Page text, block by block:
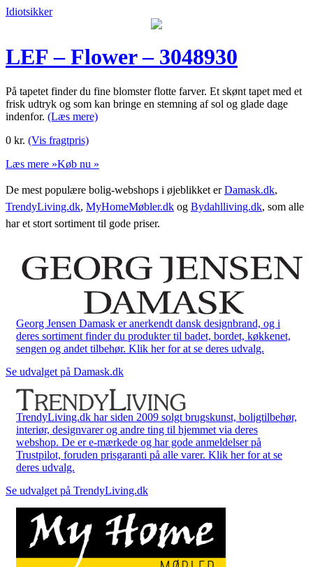
Idiotsikker
LEF – Flower – 3048930
På tapetet finder du fine blomster flotte farver. Et skønt tapet med et
frisk udtryk og som kan bringe en stemning af sol og glade dage
indenfor. (Læs mere)
0 kr. (Vis fragtpris)
Læs mere »Køb nu »
De mest populære bolig-webshops i øjeblikket erDamask.dk,
TrendyLiving.dk, MyHomeMøbler.dk og Bydahlliving.dk, som alle
har et stort sortiment til gode priser.
Georg Jensen Damask er anerkendt dansk designbrand, og i
deres sortiment finder du produkter til badet, bordet, køkkenet,
sengen og andet tilbehør. Klik her for at se deres udvalg.
Se udvalget på Damask.dk
TrendyLiving.dk har siden 2009 solgt brugskunst, boligtilbehør,
interiør, designvarer og andre ting til hjemmet via deres
webshop. De er e-mærkede og har gode anmeldelser på
Trustpilot, foruden prisgaranti på alle varer. Klik her for at se
deres udvalg.
Se udvalget på TrendyLiving.dk